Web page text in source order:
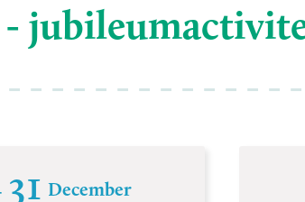
-
31 December